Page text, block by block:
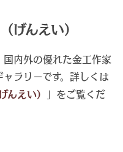
げんえい）
内外の優れた金工作家
ラリーです。詳しくは
えい）
」をご覧くだ